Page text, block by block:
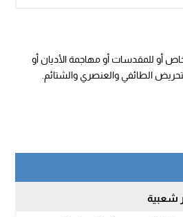
أو للمقدسات أو مهاجمة الأديان أو
الطائفي والعنصري والشتائم.
شعبية